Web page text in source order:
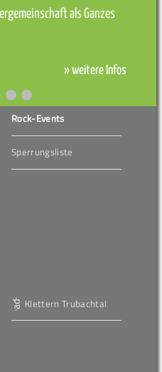
als Ganzes
» weitere Infos
Rock-Events
Sperrungsliste
Klettern Trubachtal